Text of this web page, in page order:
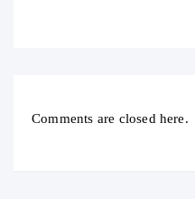
Comments are closed here.